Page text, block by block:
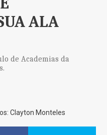
ALA
de Academias da
Clayton Monteles